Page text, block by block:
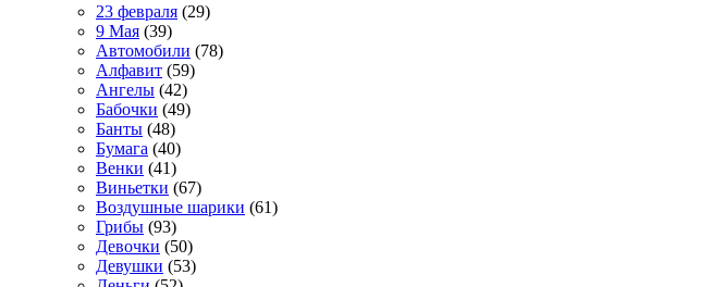
23 февраля (29)
9 Мая (39)
Автомобили (78)
Алфавит (59)
Ангелы (42)
Бабочки (49)
Банты (48)
Бумага (40)
Венки (41)
Виньетки (67)
Воздушные шарики (61)
Грибы (93)
Девочки (50)
Девушки (53)